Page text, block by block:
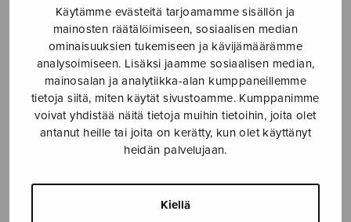
Käytämme evästeitä tarjoamamme sisällön ja
mainosten räätälöimiseen, sosiaalisen median
ominaisuuksien tukemiseen ja kävijämäärämme
analysoimiseen. Lisäksi jaamme sosiaalisen median,
mainosalan ja analytiikka-alan kumppaneillemme
tietoja siitä, miten käytät sivustoamme. Kumppanimme
voivat yhdistää näitä tietoja muihin tietoihin, joita olet
antanut heille tai joita on kerätty, kun olet käyttänyt
heidän palvelujaan.
Kiellä
SEKAKUORO
SOITINKOULUT JA OPPAAT
SOITINMUSIIKKI
YKSINLAULU
YLEINEN